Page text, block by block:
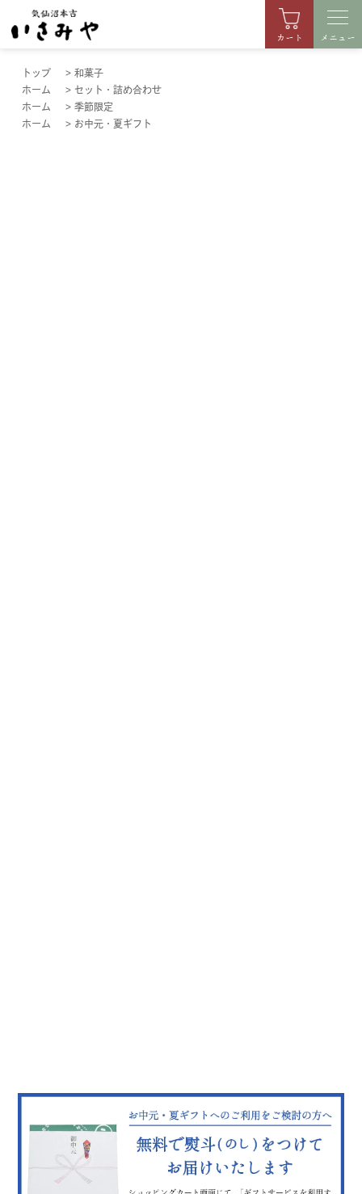
カート メニュー
トップ >和菓子
ホーム
> セット・詰め合わせ
ホーム
>季節限定
ホーム
> お中元・夏ギフト